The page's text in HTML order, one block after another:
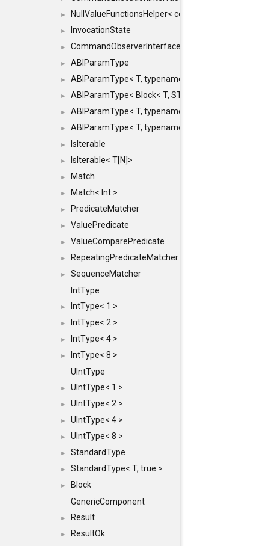
► NullValueFunctionsHelper< const Result<
► InvocationState
► CommandObserverInterface
► ABIParamType
► ABIParamType< T, typename std::enable_if<
► ABIParamType< Block< T, STRIDED, MOVE > >
► ABIParamType< T, typename std::enable_if<
► ABIParamType< T, typename std::enable_if<
► IsIterable
► IsIterable< T[N]>
► Match
► Match< Int >
► PredicateMatcher
► ValuePredicate
► ValueComparePredicate
► RepeatingPredicateMatcher
►
SequenceMatcher
IntType
► IntType< 1 >
► IntType< 2 >
► IntType< 4 >
►
IntType< 8 >
UIntType
► UIntType< 1 >
► UIntType< 2 >
► UIntType< 4 >
► UIntType< 8 >
► StandardType
► StandardType< T, true >
►
Block
GenericComponent
► Result
►
ResultOk